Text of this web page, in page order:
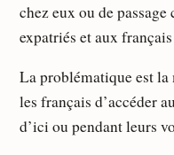
chez eux ou de
expatriés et aux
La problématique est la
les français d’accéder
d’ici ou pendant leurs